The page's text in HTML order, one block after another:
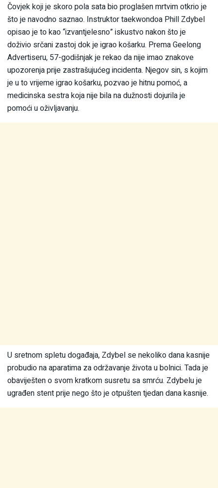
Čovjek koji je skoro pola sata bio proglašen mrtvim otkrio je
što je navodno saznao. Instruktor taekwondoa Phill Zdybel
opisao je to kao “izvantjelesno” iskustvo nakon što je
doživio srčani zastoj dok je igrao košarku. Prema Geelong
Advertiseru, 57-godišnjak je rekao da nije imao znakove
upozorenja prije zastrašujućeg incidenta. Njegov sin, s kojim
je u to vrijeme igrao košarku, pozvao je hitnu pomoć, a
medicinska sestra koja nije bila na dužnosti dojurila je
pomoći u oživljavanju.
U sretnom spletu događaja, Zdybel se nekoliko dana kasnije
probudio na aparatima za održavanje života u bolnici. Tada je
obaviješten o svom kratkom susretu sa smrću. Zdybelu je
ugrađen stent prije nego što je otpušten tjedan dana kasnije.